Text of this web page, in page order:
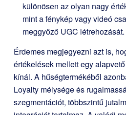
különösen az olyan nagy
mint a fénykép vagy videó
meggyőző UGC létrehozását.
Érdemes megjegyezni azt is,
értékelések mellett egy
kínál. A hűségtermékéből
Loyalty mélysége és
szegmentációt, többszintű